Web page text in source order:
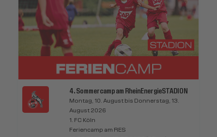
4. Sommercamp am RheinEnergieSTADION
Montag, 10. August bis Donnerstag, 13.
August 2026
1. FC Köln
Feriencamp am RES